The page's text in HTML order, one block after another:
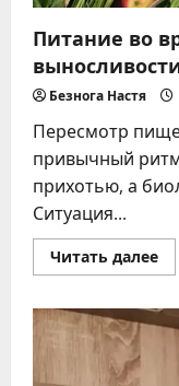
Питание во
Безнога Настя
Пересмотр
привычный
прихотью, а
Ситуация...
Читать далее
во